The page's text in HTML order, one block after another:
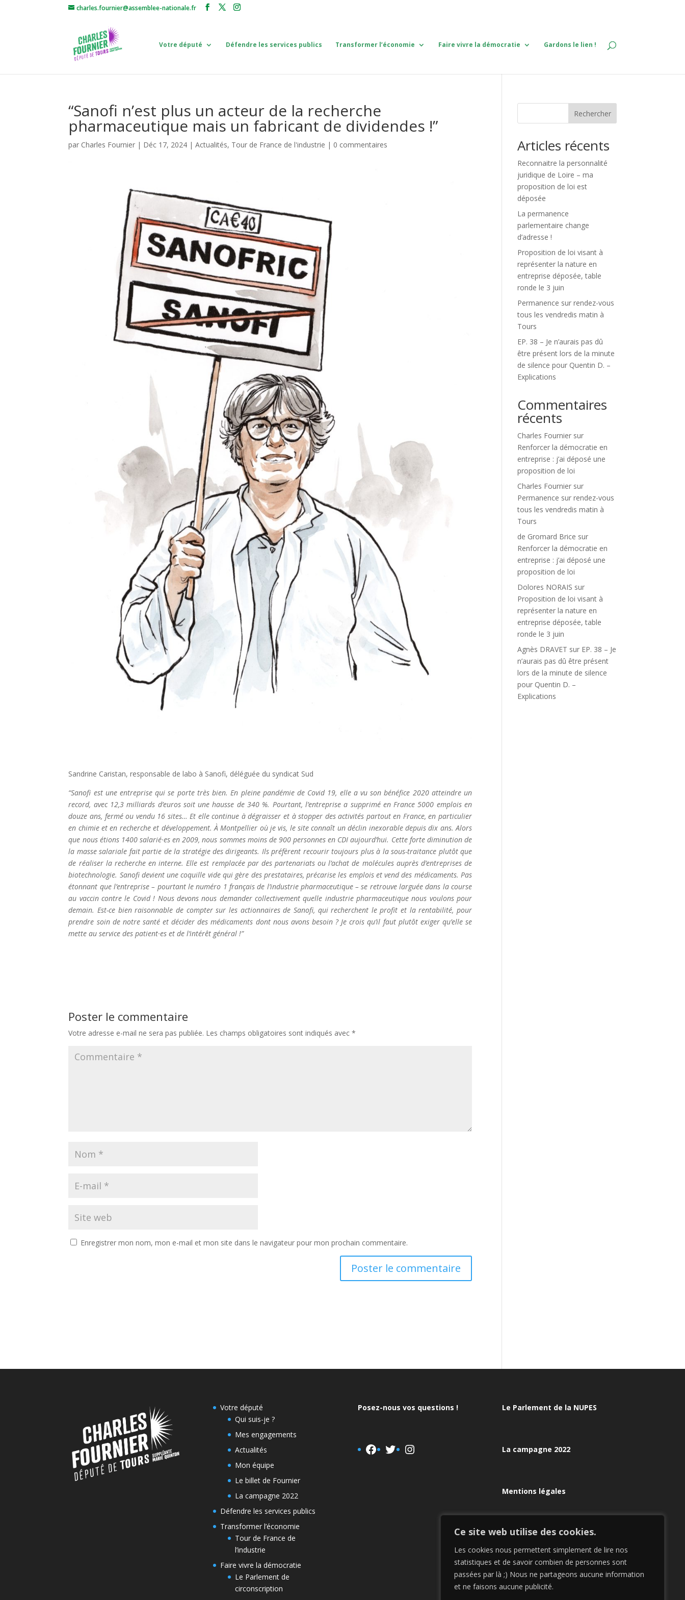
Ce site web utilise des cookies.
Les cookies nous permettent simplement de lire nos
statistiques et de savoir combien de personnes sont
passées par là ;) Nous ne partageons aucune information
et ne faisons aucune publicité.
charles.fournier@assemblee-nationale.fr
Votre député Défendre les services publics Transformer l’économie Faire vivre la démocratie Gardons le lien !
“Sanofi n’est plus un acteur de la recherche
pharmaceutique mais un fabricant de dividendes !”
par Charles Fournier | Déc 17, 2024 |Actualités, Tour de France de l'industrie | 0 commentaires
Sandrine Caristan, responsable de labo à Sanofi, déléguée du syndicat Sud
“Sanofi est une entreprise qui se porte très bien. En pleine pandémie de Covid 19, elle a vu son bénéfice 2020 atteindre un
record, avec 12,3 milliards d’euros soit une hausse de 340 %. Pourtant, l’entreprise a supprimé en France 5000 emplois en
douze ans, fermé ou vendu 16 sites… Et elle continue à dégraisser et à stopper des activités partout en France, en particulier
en chimie et en recherche et développement. À Montpellier où je vis, le site connaît un déclin inexorable depuis dix ans. Alors
que nous étions 1400 salarié·es en 2009, nous sommes moins de 900 personnes en CDI aujourd’hui. Cette forte diminution de
la masse salariale fait partie de la stratégie des dirigeants. Ils préfèrent recourir toujours plus à la sous-traitance plutôt que
de réaliser la recherche en interne. Elle est remplacée par des partenariats ou l’achat de molécules auprès d’entreprises de
biotechnologie. Sanofi devient une coquille vide qui gère des prestataires, précarise les emplois et vend des médicaments. Pas
étonnant que l’entreprise – pourtant le numéro 1 français de l’industrie pharmaceutique – se retrouve larguée dans la course
au vaccin contre le Covid ! Nous devons nous demander collectivement quelle industrie pharmaceutique nous voulons pour
demain. Est-ce bien raisonnable de compter sur les actionnaires de Sanofi, qui recherchent le profit et la rentabilité, pour
prendre soin de notre santé et décider des médicaments dont nous avons besoin ? Je crois qu’il faut plutôt exiger qu’elle se
mette au service des patient·es et de l’intérêt général !”
Poster le commentaire
Votre adresse e-mail ne sera pas publiée. Les champs obligatoires sont indiqués avec*
Enregistrer mon nom, mon e-mail et mon site dans le navigateur pour mon prochain commentaire.
Rechercher
Articles récents
Reconnaitre la personnalité
juridique de Loire – ma
proposition de loi est
déposée
La permanence
parlementaire change
d’adresse !
Proposition de loi visant à
représenter la nature en
entreprise déposée, table
ronde le 3 juin
Permanence sur rendez-vous
tous les vendredis matin à
Tours
EP. 38 – Je n’aurais pas dû
être présent lors de la minute
de silence pour Quentin D. –
Explications
Commentaires
récents
Charles Fournier sur
Renforcer la démocratie en
entreprise : j’ai déposé une
proposition de loi
Charles Fournier sur
Permanence sur rendez-vous
tous les vendredis matin à
Tours
de Gromard Brice sur
Renforcer la démocratie en
entreprise : j’ai déposé une
proposition de loi
Dolores NORAIS sur
Proposition de loi visant à
représenter la nature en
entreprise déposée, table
ronde le 3 juin
Agnès DRAVET sur EP. 38 – Je
n’aurais pas dû être présent
lors de la minute de silence
pour Quentin D. –
Explications
Votre député
Qui suis-je ?
Mes engagements
Actualités
Mon équipe
Le billet de Fournier
La campagne 2022
Défendre les services publics
Transformer l’économie
Tour de France de
l’industrie
Faire vivre la démocratie
Le Parlement de
circonscription
Posez-nous vos questions !
Facebook
TwitterInstagram
Le Parlement de la NUPES
La campagne 2022
Mentions légales